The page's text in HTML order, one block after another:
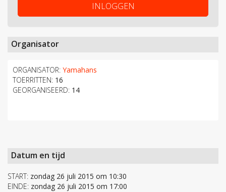
INLOGGEN
Organisator
ORGANISATOR: Yamahans
TOERRITTEN: 16
GEORGANISEERD: 14
Datum en tijd
START: zondag 26 juli 2015 om 10:30
EINDE: zondag 26 juli 2015 om 17:00